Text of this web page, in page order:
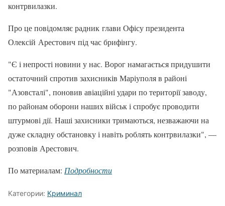
контрвилазки.
Про це повідомляє радник глави Офісу президента
Олексій Арестович під час брифінгу.
"Є і непрості новини у нас. Ворог намагається придушити
остаточний спротив захисників Маріуполя в районі
"Азовсталі", поновив авіаційні удари по території заводу,
по районам оборони наших військ і спробує проводити
штурмові дії. Наші захисники тримаються, незважаючи на
дуже складну обстановку і навіть роблять контрвилазки", —
розповів Арестович.
По материалам: Подробности
Категории: Криминал